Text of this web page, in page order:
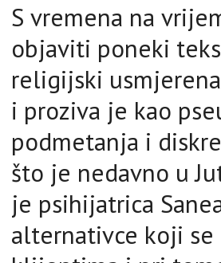
S vremena na
objaviti poneki
religijski
i proziva je kao
podmetanja i
što je nedavno u
je psihijatrica
alternativce koji